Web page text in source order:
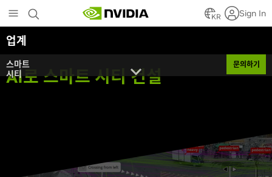
to
main
content
KR Sign In
업계
스마트
시티
문의하기
AI로 스마트 시티 건설